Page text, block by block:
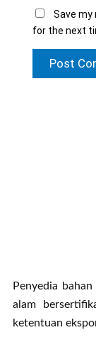
Save my
for the next
Penyedia
alam
ketentuan